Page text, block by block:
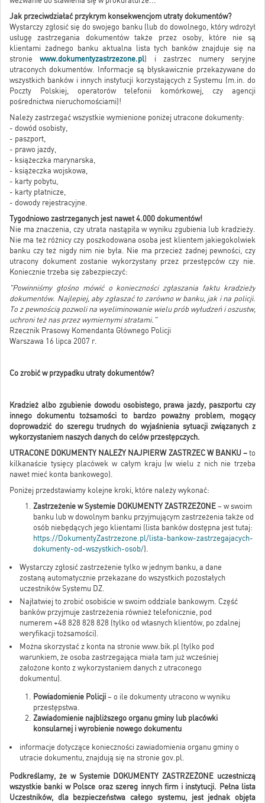
Jak przeciwdziałać przykrym konsekwencjom utraty dokumentów?
Wystarczy zgłosić się do swojego banku (lub do dowolnego, który wdrożył
usługę zastrzegania dokumentów także przez osoby, które nie są
klientami żadnego banku aktualna lista tych banków znajduje się na
stroniewww.dokumentyzastrzezone.pl) i zastrzec numery seryjne
utraconych dokumentów. Informacje są błyskawicznie przekazywane do
wszystkich banków i innych instytucji korzystających z Systemu (m.in. do
Poczty Polskiej, operatorów telefonii komórkowej, czy agencji
pośrednictwa nieruchomościami)!
Należy zastrzegać wszystkie wymienione poniżej utracone dokumenty:
- dowód osobisty,
- paszport,
- prawo jazdy,
- książeczka marynarska,
- książeczka wojskowa,
- karty pobytu,
- karty płatnicze,
- dowody rejestracyjne.
Tygodniowo zastrzeganych jest nawet 4.000 dokumentów!
Nie ma znaczenia, czy utrata nastąpiła w wyniku zgubienia lub kradzieży.
Nie ma też różnicy czy poszkodowana osoba jest klientem jakiegokolwiek
banku czy też nigdy nim nie była. Nie ma przecież żadnej pewności, czy
utracony dokument zostanie wykorzystany przez przestępców czy nie.
Koniecznie trzeba się zabezpieczyć:
"Powinniśmy głośno mówić o konieczności zgłaszania faktu kradzieży
dokumentów. Najlepiej, aby zgłaszać to zarówno w banku, jak i na policji.
To z pewnością pozwoli na wyeliminowanie wielu prób wyłudzeń i oszustw,
uchroni też nas przez wymiernymi stratami."
Rzecznik Prasowy Komendanta Głównego Policji
Warszawa 16 lipca 2007 r.
Co zrobić w przypadku utraty dokumentów?
Kradzież albo zgubienie dowodu osobistego, prawa jazdy, paszportu czy
innego dokumentu tożsamości to bardzo poważny problem, mogący
doprowadzić do szeregu trudnych do wyjaśnienia sytuacji związanych z
wykorzystaniem naszych danych do celów przestępczych.
UTRACONE DOKUMENTY NALEŻY NAJPIERW ZASTRZEC W BANKU – to
kilkanaście tysięcy placówek w całym kraju (w wielu z nich nie trzeba
nawet mieć konta bankowego).
Poniżej przedstawiamy kolejne kroki, które należy wykonać:
Zastrzeżenie w Systemie DOKUMENTY ZASTRZEŻONE – w swoim
banku lub w dowolnym banku przyjmującym zastrzeżenia także od
osób niebędących jego klientami (lista banków dostępna jest tutaj:
https://DokumentyZastrzezone.pl/lista-bankow-zastrzegajacych-
dokumenty-od-wszystkich-osob/).
Wystarczy zgłosić zastrzeżenie tylko w jednym banku, a dane
zostaną automatycznie przekazane do wszystkich pozostałych
uczestników Systemu DZ.
Najłatwiej to zrobić osobiście w swoim oddziale bankowym. Część
banków przyjmuje zastrzeżenia również telefonicznie, pod
numerem +48 828 828 828 (tylko od własnych klientów, po zdalnej
weryfikacji tożsamości).
Można skorzystać z konta na stronie www.bik.pl (tylko pod
warunkiem, że osoba zastrzegająca miała tam już wcześniej
założone konto z wykorzystaniem danych z utraconego
dokumentu).
Powiadomienie Policji – o ile dokumenty utracono w wyniku
przestępstwa.
Zawiadomienie najbliższego organu gminy lub placówki
konsularnej i wyrobienie nowego dokumentu
informacje dotyczące konieczności zawiadomienia organu gminy o
utracie dokumentu, znajdują się na stronie gov.pl.
Podkreślamy, że w Systemie DOKUMENTY ZASTRZEŻONE uczestniczą
wszystkie banki w Polsce oraz szereg innych firm i instytucji. Pełna lista
Uczestników, dla bezpieczeństwa całego systemu, jest jednak objęta